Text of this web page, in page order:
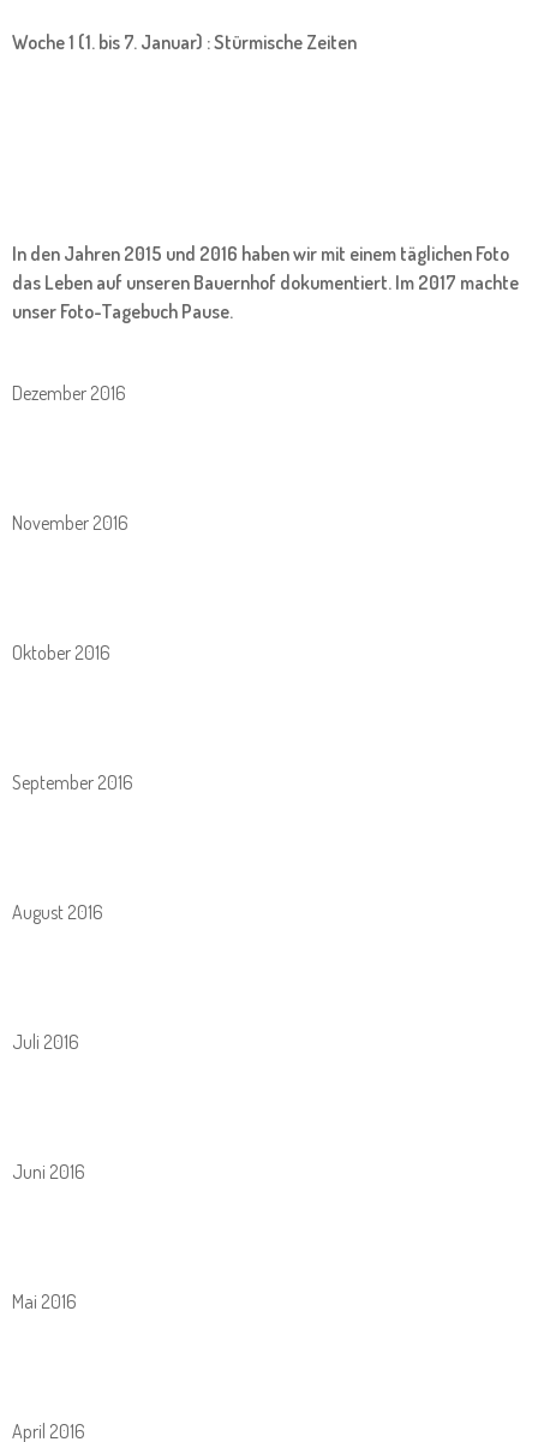
Woche 1 (1. bis 7. Januar) : Stürmische Zeiten
In den Jahren 2015 und 2016 haben wir mit einem täglichen Foto
das Leben auf unseren Bauernhof dokumentiert. Im 2017 machte
unser Foto-Tagebuch Pause.
Dezember 2016
November 2016
Oktober 2016
September 2016
August 2016
Juli 2016
Juni 2016
Mai 2016
April 2016